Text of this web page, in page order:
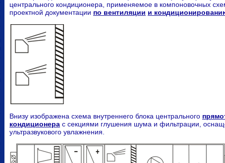
центрального кондиционера, применяемое в компоновочных
проектной документации по вентиляции и
Внизу изображена схема внутреннего блока центрального
кондиционера с секциями глушения шума и фильтрации,
ультразвукового увлажнения.